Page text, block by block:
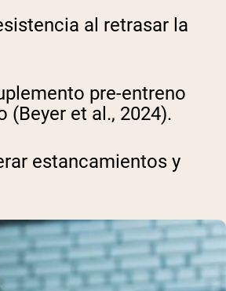
al retrasar la
pre-entreno
et al., 2024).
estancamientos y